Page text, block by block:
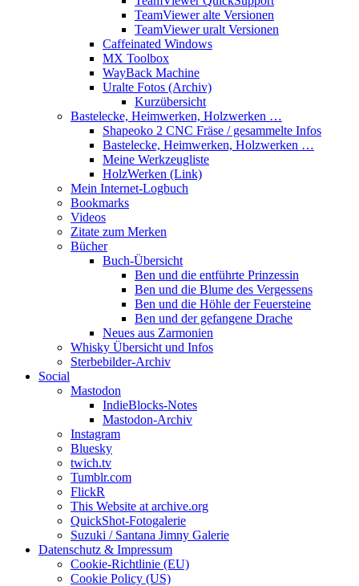
TeamViewer alte Versionen
TeamViewer uralt Versionen
Caffeinated Windows
MX Toolbox
WayBack Machine
Uralte Fotos (Archiv)
Kurzübersicht
Bastelecke, Heimwerken, Holzwerken …
Shapeoko 2 CNC Fräse / gesammelte Infos
Bastelecke, Heimwerken, Holzwerken …
Meine Werkzeugliste
HolzWerken (Link)
Mein Internet-Logbuch
Bookmarks
Videos
Zitate zum Merken
Bücher
Buch-Übersicht
Ben und die entführte Prinzessin
Ben und die Blume des Vergessens
Ben und die Höhle der Feuersteine
Ben und der gefangene Drache
Neues aus Zarmonien
Whisky Übersicht und Infos
Sterbebilder-Archiv
Social
Mastodon
IndieBlocks-Notes
Mastodon-Archiv
Instagram
Bluesky
twich.tv
Tumblr.com
FlickR
This Website at archive.org
QuickShot-Fotogalerie
Suzuki / Santana Jimny Galerie
Datenschutz & Impressum
Cookie-Richtlinie (EU)
Cookie Policy (US)